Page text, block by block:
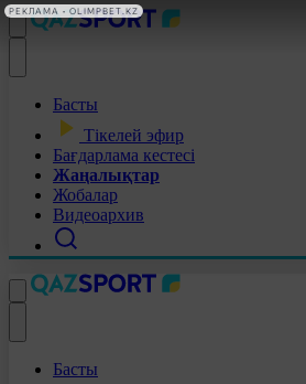
Басты
Тікелей эфир
Бағдарлама кестесі
Жаңалықтар
Жобалар
Видеоархив
Басты
РЕКЛАМА • OLIMPBET.KZ